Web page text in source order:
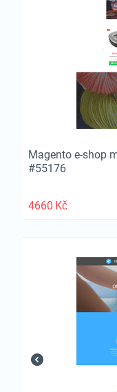
Magento e-shop
#55176
4660 Kč